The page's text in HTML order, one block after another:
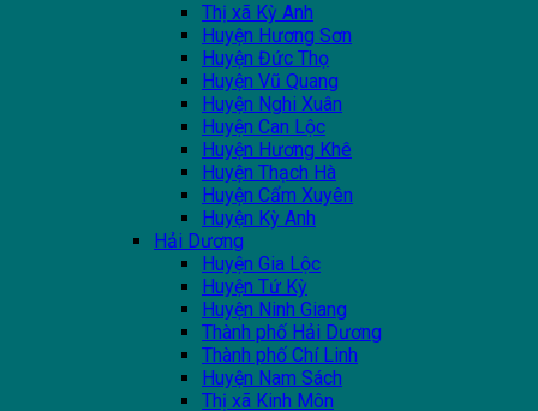
Thị xã Kỳ Anh
Huyện Hương Sơn
Huyện Đức Thọ
Huyện Vũ Quang
Huyện Nghi Xuân
Huyện Can Lộc
Huyện Hương Khê
Huyện Thạch Hà
Huyện Cẩm Xuyên
Huyện Kỳ Anh
Hải Dương
Huyện Gia Lộc
Huyện Tứ Kỳ
Huyện Ninh Giang
Thành phố Hải Dương
Thành phố Chí Linh
Huyện Nam Sách
Thị xã Kinh Môn